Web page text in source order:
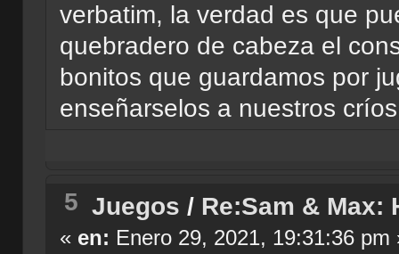
verbatim, la verdad es que
quebradero de cabeza el
bonitos que guardamos por
enseñarselos a nuestros
5 Juegos / Re:Sam & Max:
« en: Enero 29, 2021, 19:31:36 pm